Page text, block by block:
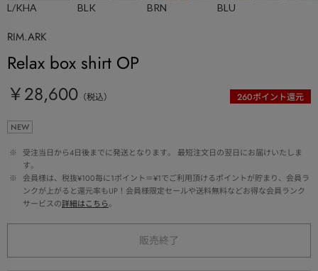
L/KHA BLK BRN BLU
RIM.ARK
Relax box shirt OP
￥28,600 （税込） 260ポイント還元
NEW
※
受注当日から4日後までに発送となります。 最短注文日の翌日にお届けいたしま
す。
※
会員様は、税抜¥100毎に1ポイント＝¥1でご利用頂けるポイントが貯まり、会員ラ
ンクが上がると還元率もUP！会員様限定セールや送料無料などお得な会員ランク
サービスの詳細はこちら。
販売終了